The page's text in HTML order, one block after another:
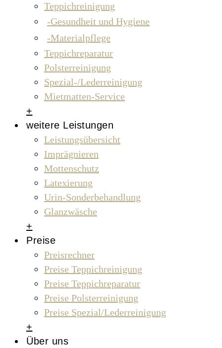
Teppichreinigung
Gesundheit und Hygiene
Materialpflege
Teppichreparatur
Polsterreinigung
Spezial-/Lederreinigung
Mietmatten-Service
+
weitere Leistungen
Leistungsübersicht
Imprägnieren
Mottenschutz
Latexierung
Urin-Sonderbehandlung
Glanzwäsche
+
Preise
Preisrechner
Preise Teppichreinigung
Preise Teppichreparatur
Preise Polsterreinigung
Preise Spezial/Lederreinigung
+
Über uns